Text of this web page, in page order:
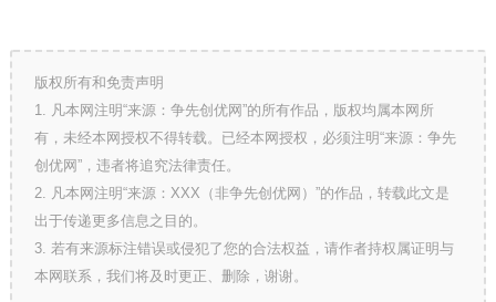
版权所有和免责声明
1. 凡本网注明“来源：争先创优网”的所有作品，版权均属本网所
有，未经本网授权不得转载。已经本网授权，必须注明“来源：争先
创优网”，违者将追究法律责任。
2. 凡本网注明“来源：XXX（非争先创优网）”的作品，转载此文是
出于传递更多信息之目的。
3. 若有来源标注错误或侵犯了您的合法权益，请作者持权属证明与
本网联系，我们将及时更正、删除，谢谢。